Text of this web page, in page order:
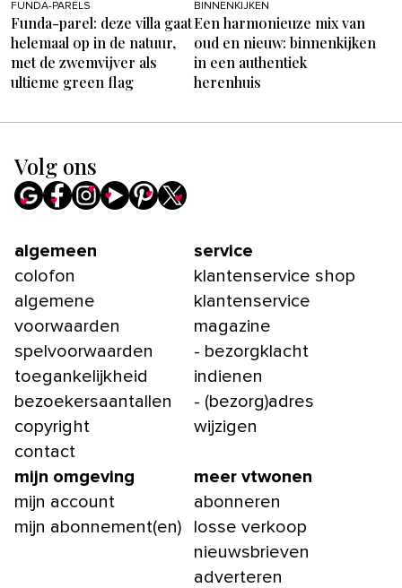
FUNDA-PARELS
Funda-parel: deze villa gaat
helemaal op in de natuur,
met de zwemvijver als
ultieme green flag
BINNENKIJKEN
Een harmonieuze mix van
oud en nieuw: binnenkijken
in een authentiek
herenhuis
Volg ons
algemeen
colofon
algemene
voorwaarden
spelvoorwaarden
toegankelijkheid
bezoekersaantallen
copyright
contact
service
klantenservice shop
klantenservice
magazine
- bezorgklacht
indienen
- (bezorg)adres
wijzigen
mijn omgeving
mijn account
mijn abonnement(en)
meer vtwonen
abonneren
losse verkoop
nieuwsbrieven
adverteren